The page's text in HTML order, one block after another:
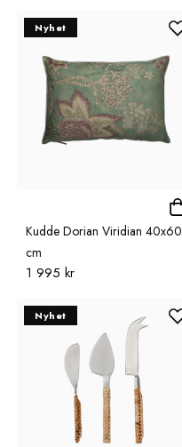
Nyhet
Kudde Dorian Viridian 40x60
cm
1 995 kr
Nyhet